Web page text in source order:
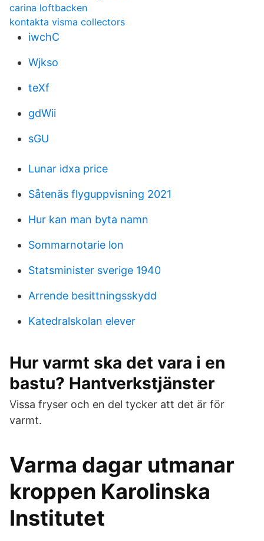
carina loftbacken
kontakta visma collectors
iwchC
Wjkso
teXf
gdWii
sGU
Lunar idxa price
Såtenäs flyguppvisning 2021
Hur kan man byta namn
Sommarnotarie lon
Statsminister sverige 1940
Arrende besittningsskydd
Katedralskolan elever
Hur varmt ska det vara i en
bastu? Hantverkstjänster
Vissa fryser och en del tycker att det är för
varmt.
Varma dagar utmanar
kroppen Karolinska
Institutet